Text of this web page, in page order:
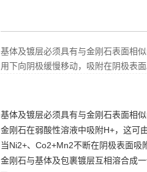
基体及镀层必须具有与金刚石表面相
用下向阴极缓慢移动，吸附在阴极表
基体及镀层必须具有与金刚石表面相
金刚石在弱酸性溶液中吸附H+，这可
当Ni2+、Co2+Mn2不断在阴极表面
金刚石与基体及包裹镀层互相溶合成